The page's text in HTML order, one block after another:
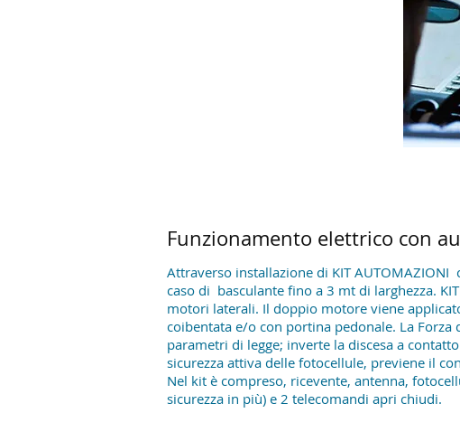
Funzionamento elettrico con
Attraverso installazione di KIT
caso di basculante fino a 3 mt di larghezza.
motori laterali. Il doppio motore viene
coibentata e/o con portina pedonale. La
parametri di legge; inverte la discesa a
sicurezza attiva delle fotocellule, previene il
Nel kit è compreso, ricevente, antenna,
sicurezza in più) e 2 telecomandi apri chiudi.